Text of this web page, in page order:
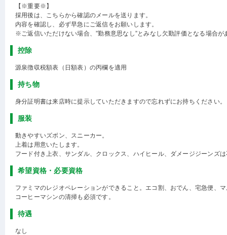
【※重要※】
採用後は、こちらから確認のメールを送ります。
内容を確認し、必ず早急にご返信をお願いします。
※ご返信いただけない場合、”勤務意思なし”とみなし欠勤評価となる場合が
控除
源泉徴収税額表（日額表）の丙欄を適用
持ち物
身分証明書は来店時に提示していただきますので忘れずにお持ちください。
服装
動きやすいズボン、スニーカー。
上着は用意いたします。
フード付き上衣、サンダル、クロックス、ハイヒール、ダメージジーンズ
希望資格・必要資格
ファミマのレジオペレーションができること。エコ割、おでん、宅急便、
コーヒーマシンの清掃も必須です。
待遇
なし